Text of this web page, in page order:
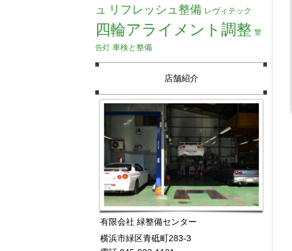
ュ
リフレッシュ整備 レヴィテック
四輪アライメント調整 警
告灯 車検と整備
店舗紹介
有限会社 緑整備センター
横浜市緑区青砥町283-3